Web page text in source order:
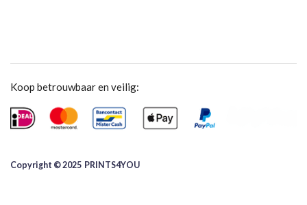
Koop betrouwbaar en veilig:
Copyright © 2025 ​PRINTS4YOU